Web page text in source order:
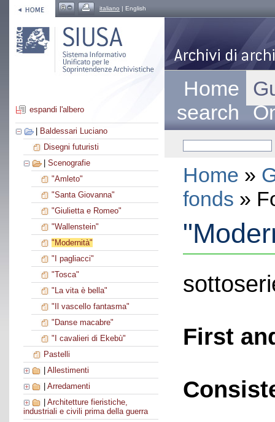
italiano | English
espandi l'albero
Baldessari Luciano
Disegni futuristi
Scenografie
"Amleto"
"Santa Giovanna"
"Giulietta e Romeo"
"Wallenstein"
"Modernità"
"I pagliacci"
"Tosca"
"La vita è bella"
"Il vascello fantasma"
"Danse macabre"
"I cavalieri di Ekebù"
Pastelli
Allestimenti
Arredamenti
Architetture fieristiche,
industriali e civili prima della guerra
Home
search
Home »
fonds »
First